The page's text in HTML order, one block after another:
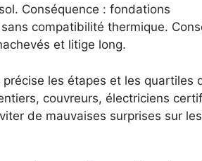
Conséquence : fondations
compatibilité thermique.
et litige long.
les étapes et les quartiles
couvreurs, électriciens
de mauvaises surprises sur